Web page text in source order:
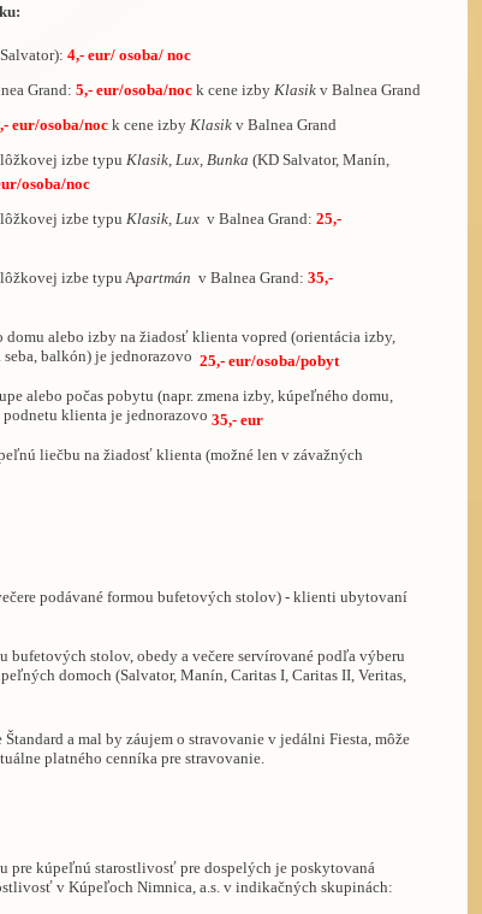
4,- eur/ osoba/ noc
Grand: 5,- eur/osoba/noc k cene izby Klasikv Balnea Grand
eur/osoba/noc k cene izby Klasikv Balnea Grand
lôžkovej izbe typu Klasik, Lux, Bunka (KD Salvator, Manín,
osoba/noc
lôžkovej izbe typu Klasik, Lux v Balnea Grand: 25,-
lôžkovej izbe typu Apartmán v Balnea Grand: 35,-
alebo izby na žiadosť klienta vopred (orientácia izby,
balkón) je jednorazovo 25,- eur/osoba/pobyt
alebo počas pobytu (napr. zmena izby, kúpeľného domu,
klienta je jednorazovo 35,- eur
liečbu na žiadosť klienta (možné len v závažných
podávané formou bufetových stolov) - klienti ubytovaní
bufetových stolov, obedy a večere servírované podľa výberu
domoch (Salvator, Manín, Caritas I, Caritas II, Veritas,
a mal by záujem o stravovanie v jedálni Fiesta, môže
platného cenníka pre stravovanie.
pre kúpeľnú starostlivosť pre dospelých je poskytovaná
v Kúpeľoch Nimnica, a.s. v indikačných skupinách: